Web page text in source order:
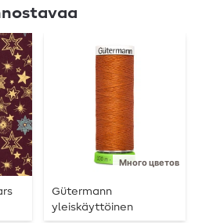
Много цветов
Gütermann
yleiskäyttöinen